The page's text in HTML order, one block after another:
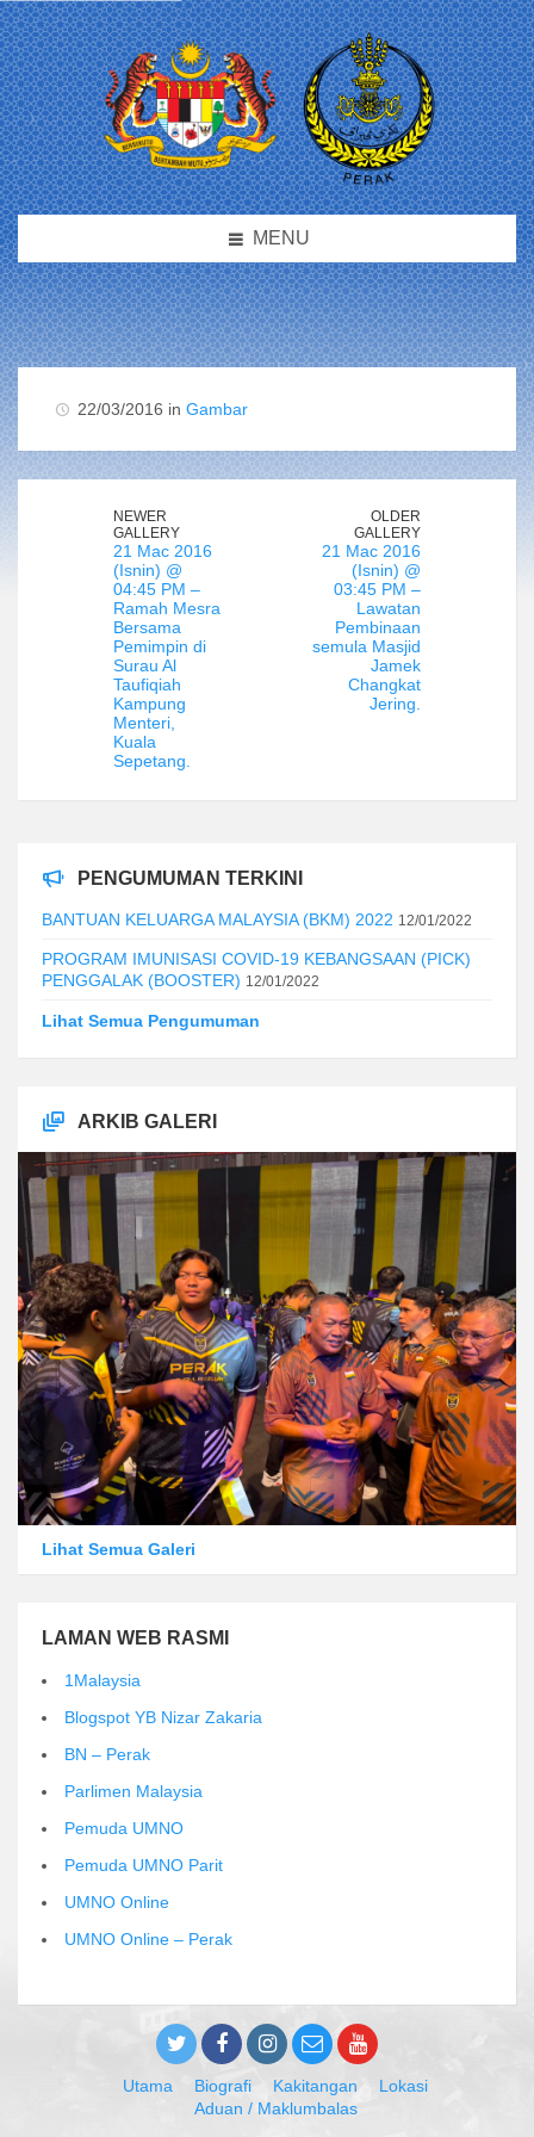
MENU
22/03/2016 in Gambar
NEWER
GALLERY
21 Mac 2016
(Isnin) @
04:45 PM –
Ramah Mesra
Bersama
Pemimpin di
Surau Al
Taufiqiah
Kampung
Menteri,
Kuala
Sepetang.
OLDER
GALLERY
21 Mac 2016
(Isnin) @
03:45 PM –
Lawatan
Pembinaan
semula Masjid
Jamek
Changkat
Jering.
PENGUMUMAN TERKINI
BANTUAN KELUARGA MALAYSIA (BKM) 2022 12/01/2022
PROGRAM IMUNISASI COVID-19 KEBANGSAAN (PICK)
PENGGALAK (BOOSTER) 12/01/2022
Lihat Semua Pengumuman
ARKIB GALERI
Lihat Semua Galeri
LAMAN WEB RASMI
1Malaysia
Blogspot YB Nizar Zakaria
BN – Perak
Parlimen Malaysia
Pemuda UMNO
Pemuda UMNO Parit
UMNO Online
UMNO Online – Perak
Utama Biografi Kakitangan
Lokasi
Aduan / Maklumbalas